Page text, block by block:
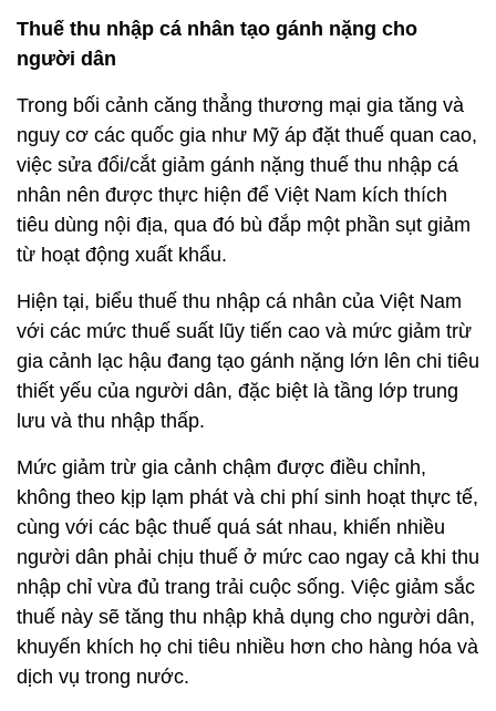
Thuế thu nhập cá nhân tạo gánh nặng cho
người dân
Trong bối cảnh căng thẳng thương mại gia tăng và
nguy cơ các quốc gia như Mỹ áp đặt thuế quan cao,
việc sửa đổi/cắt giảm gánh nặng thuế thu nhập cá
nhân nên được thực hiện để Việt Nam kích thích
tiêu dùng nội địa, qua đó bù đắp một phần sụt giảm
từ hoạt động xuất khẩu.
Hiện tại, biểu thuế thu nhập cá nhân của Việt Nam
với các mức thuế suất lũy tiến cao và mức giảm trừ
gia cảnh lạc hậu đang tạo gánh nặng lớn lên chi tiêu
thiết yếu của người dân, đặc biệt là tầng lớp trung
lưu và thu nhập thấp.
Mức giảm trừ gia cảnh chậm được điều chỉnh,
không theo kịp lạm phát và chi phí sinh hoạt thực tế,
cùng với các bậc thuế quá sát nhau, khiến nhiều
người dân phải chịu thuế ở mức cao ngay cả khi thu
nhập chỉ vừa đủ trang trải cuộc sống. Việc giảm sắc
thuế này sẽ tăng thu nhập khả dụng cho người dân,
khuyến khích họ chi tiêu nhiều hơn cho hàng hóa và
dịch vụ trong nước.